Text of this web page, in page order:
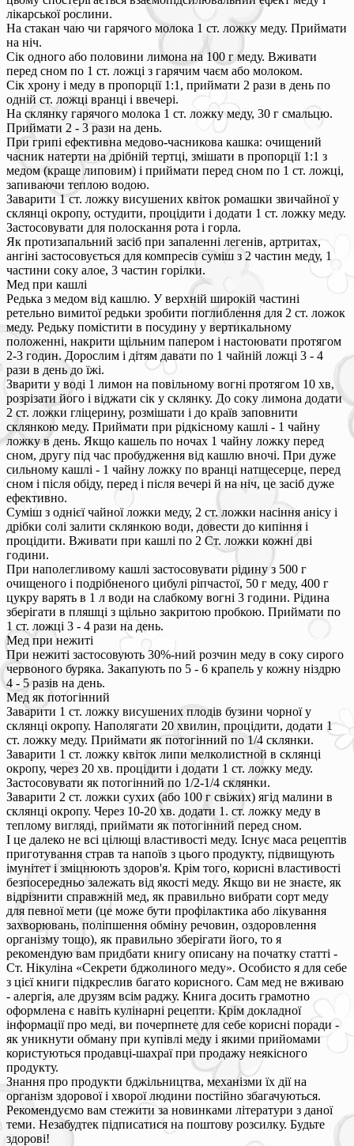
лікарської рослини.
На стакан чаю чи гарячого молока 1 ст. ложку меду. Приймати
на ніч.
Сік одного або половини лимона на 100 г меду. Вживати
перед сном по 1 ст. ложці з гарячим чаєм або молоком.
Сік хрону і меду в пропорції 1:1, приймати 2 рази в день по
одній ст. ложці вранці і ввечері.
На склянку гарячого молока 1 ст. ложку меду, 30 г смальцю.
Приймати 2 - 3 рази на день.
При грипі ефективна медово-часникова кашка: очищений
часник натерти на дрібній тертці, змішати в пропорції 1:1 з
медом (краще липовим) і приймати перед сном по 1 ст. ложці,
запиваючи теплою водою.
Заварити 1 ст. ложку висушених квіток ромашки звичайної у
склянці окропу, остудити, процідити і додати 1 ст. ложку меду.
Застосовувати для полоскання рота і горла.
Як протизапальний засіб при запаленні легенів, артритах,
ангіні застосовується для компресів суміш з 2 частин меду, 1
частини соку алое, 3 частин горілки.
Мед при кашлі
Редька з медом від кашлю. У верхній широкій частині
ретельно вимитої редьки зробити поглиблення для 2 ст. ложок
меду. Редьку помістити в посудину у вертикальному
положенні, накрити щільним папером і настоювати протягом
2-3 годин. Дорослим і дітям давати по 1 чайній ложці 3 - 4
рази в день до їжі.
Зварити у воді 1 лимон на повільному вогні протягом 10 хв,
розрізати його і віджати сік у склянку. До соку лимона додати
2 ст. ложки гліцерину, розмішати і до країв заповнити
склянкою меду. Приймати при рідкісному кашлі - 1 чайну
ложку в день. Якщо кашель по ночах 1 чайну ложку перед
сном, другу під час пробудження від кашлю вночі. При дуже
сильному кашлі - 1 чайну ложку по вранці натщесерце, перед
сном і після обіду, перед і після вечері й на ніч, це засіб дуже
ефективно.
Суміш з однієї чайної ложки меду, 2 ст. ложки насіння анісу і
дрібки солі залити склянкою води, довести до кипіння і
процідити. Вживати при кашлі по 2 Ст. ложки кожні дві
години.
При наполегливому кашлі застосовувати рідину з 500 г
очищеного і подрібненого цибулі ріпчастої, 50 г меду, 400 г
цукру варять в 1 л води на слабкому вогні 3 години. Рідина
зберігати в пляшці з щільно закритою пробкою. Приймати по
1 ст. ложці 3 - 4 рази на день.
Мед при нежиті
При нежиті застосовують 30%-ний розчин меду в соку сирого
червоного буряка. Закапують по 5 - 6 крапель у кожну ніздрю
4 - 5 разів на день.
Мед як потогінний
Заварити 1 ст. ложку висушених плодів бузини чорної у
склянці окропу. Наполягати 20 хвилин, процідити, додати 1
ст. ложку меду. Приймати як потогінний по 1/4 склянки.
Заварити 1 ст. ложку квіток липи мелколистной в склянці
окропу, через 20 хв. процідити і додати 1 ст. ложку меду.
Застосовувати як потогінний по 1/2-1/4 склянки.
Заварити 2 ст. ложки сухих (або 100 г свіжих) ягід малини в
склянці окропу. Через 10-20 хв. додати 1. ст. ложку меду в
теплому вигляді, приймати як потогінний перед сном.
І це далеко не всі цілющі властивості меду. Існує маса рецептів
приготування страв та напоїв з цього продукту, підвищують
імунітет і зміцнюють здоров'я. Крім того, корисні властивості
безпосередньо залежать від якості меду. Якщо ви не знаєте, як
відрізнити справжній мед, як правильно вибрати сорт меду
для певної мети (це може бути профілактика або лікування
захворювань, поліпшення обміну речовин, оздоровлення
організму тощо), як правильно зберігати його, то я
рекомендую вам придбати книгу описану на початку статті -
Ст. Нікуліна «Секрети бджолиного меду». Особисто я для себе
з цієї книги підкреслив багато корисного. Сам мед не вживаю
- алергія, але друзям всім раджу. Книга досить грамотно
оформлена є навіть кулінарні рецепти. Крім докладної
інформації про меді, ви почерпнете для себе корисні поради -
як уникнути обману при купівлі меду і якими прийомами
користуються продавці-шахраї при продажу неякісного
продукту.
Знання про продукти бджільництва, механізми їх дії на
організм здорової і хворої людини постійно збагачуються.
Рекомендуємо вам стежити за новинками літератури з даної
теми. Незабудтек підписатися на поштову розсилку. Будьте
здорові!